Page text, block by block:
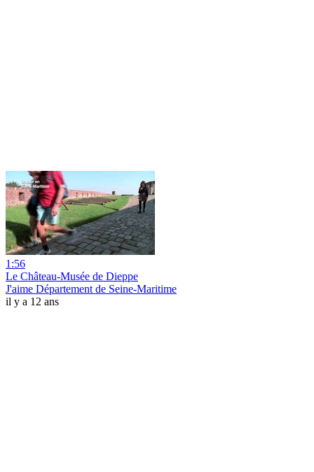
1:56
Le Château-Musée de Dieppe
J'aime Département de Seine-Maritime
il y a 12 ans